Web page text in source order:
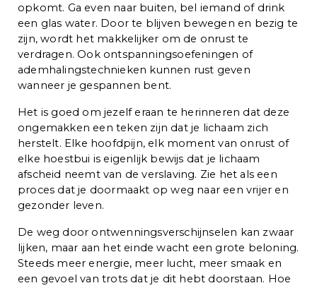
opkomt. Ga even naar buiten, bel iemand of drink
een glas water. Door te blijven bewegen en bezig te
zijn, wordt het makkelijker om de onrust te
verdragen. Ook ontspanningsoefeningen of
ademhalingstechnieken kunnen rust geven
wanneer je gespannen bent.
Het is goed om jezelf eraan te herinneren dat deze
ongemakken een teken zijn dat je lichaam zich
herstelt. Elke hoofdpijn, elk moment van onrust of
elke hoestbui is eigenlijk bewijs dat je lichaam
afscheid neemt van de verslaving. Zie het als een
proces dat je doormaakt op weg naar een vrijer en
gezonder leven.
De weg door ontwenningsverschijnselen kan zwaar
lijken, maar aan het einde wacht een grote beloning.
Steeds meer energie, meer lucht, meer smaak en
een gevoel van trots dat je dit hebt doorstaan. Hoe